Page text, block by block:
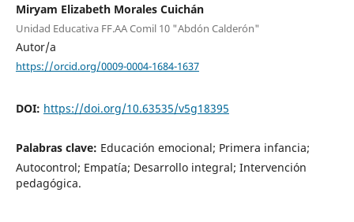
Miryam Elizabeth Morales Cuichán
Unidad Educativa FF.AA Comil 10 "Abdón Calderón"
Autor/a
https://orcid.org/0009-0004-1684-1637
DOI: https://doi.org/10.63535/v5g18395
Palabras clave: Educación emocional; Primera infancia;
Autocontrol; Empatía; Desarrollo integral; Intervención
pedagógica.